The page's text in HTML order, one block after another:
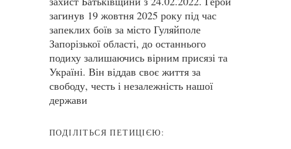
загинув 19 жовтня 2025 року під час
запеклих боїв за місто Гуляйполе
Запорізької області, до останнього
подиху залишаючись вірним присязі та
Україні. Він віддав своє життя за
свободу, честь і незалежність нашої
держави
ПОДІЛІТЬСЯ ПЕТИЦІЄЮ: